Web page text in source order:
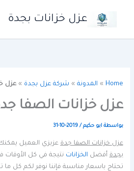
عزل خزانات بجدة
Home
» المدونة » شركة عزل بجدة »عزل
عزل خزانات الصفا
بواسطة ابو حكيم/
2019-10-31
عزل خزانات الصفا جدةعزيزي العميل
بجدةأفضل الخزانات نتيجة في كل الأوقات
تحتاج باسعار مناسبة فإننا نوفر لكم كل ما